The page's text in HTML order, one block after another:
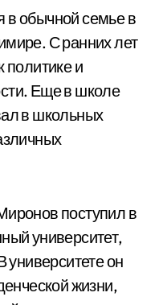
обычной семье в
С ранних лет
политике и
Еще в школе
в школьных
поступил в
университет,
университете он
жизни,